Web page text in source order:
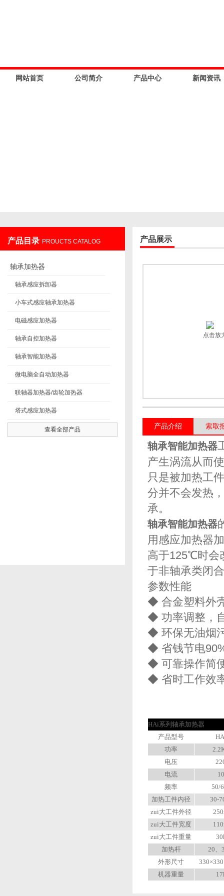
上海发昊电气科技有限公司
网站首页 公司简介 产品中心 新闻资讯
产品目录 PROUCTS CATALOG
轴承加热器
轴承感应拆卸器
小车式感应轴承加热器
电磁感应加热器
轴承自控加热器
轴承智能加热器
微电脑全自动加热器
联轴器加热器/齿轮加热器
塔式感应加热器
查看全部产品
产品展示
点击放
产品介绍 索取
轴承智能加热器
产生涡流从而
只是被加热工
分并不会发热
承。
轴承智能加热器
用感应加热器
高于125℃时会
于非轴承类闭
参数性能
◆ 合金塑料外
◆ 功率调整，
◆ 环保无油烟
◆ 省钱节电
◆ 可靠操作简
◆ 省时工作效
HAi系列轴承加热器
产品型号
功率
电压
电流
频率
50/
加热工件内径
30-
zui大工件外径
zui大工件宽度
zui大工件重量
加热杆
20、
外形尺寸
机器重量